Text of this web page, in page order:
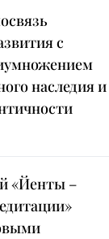
с
наследия и
«Йенты –